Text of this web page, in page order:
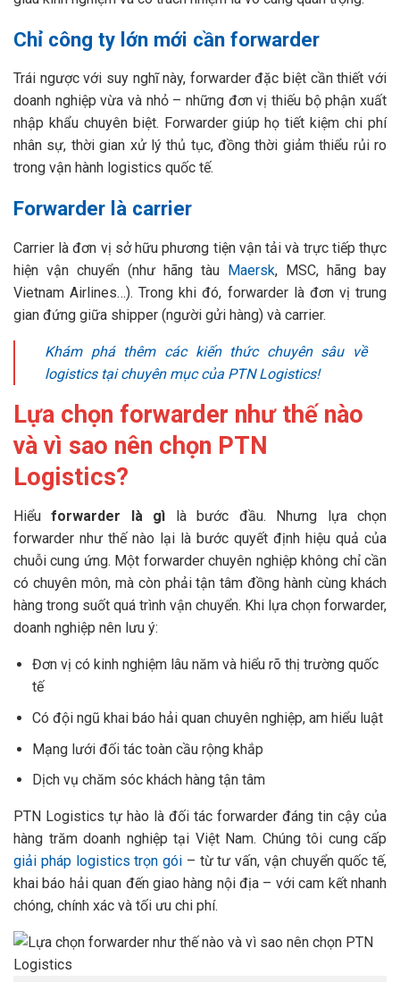
Chỉ công ty lớn mới cần forwarder
Trái ngược với suy nghĩ này, forwarder đặc biệt cần thiết với
doanh nghiệp vừa và nhỏ – những đơn vị thiếu bộ phận xuất
nhập khẩu chuyên biệt. Forwarder giúp họ tiết kiệm chi phí
nhân sự, thời gian xử lý thủ tục, đồng thời giảm thiểu rủi ro
trong vận hành logistics quốc tế.
Forwarder là carrier
Carrier là đơn vị sở hữu phương tiện vận tải và trực tiếp thực
hiện vận chuyển (như hãng tàu Maersk, MSC, hãng bay
Vietnam Airlines…). Trong khi đó, forwarder là đơn vị trung
gian đứng giữa shipper (người gửi hàng) và carrier.
Khám phá thêm các kiến thức chuyên sâu về
logistics tại chuyên mục của PTN Logistics!
Lựa chọn forwarder như thế nào
và vì sao nên chọn PTN
Logistics?
Hiểuforwarder là gì là bước đầu. Nhưng lựa chọn
forwarder như thế nào lại là bước quyết định hiệu quả của
chuỗi cung ứng. Một forwarder chuyên nghiệp không chỉ cần
có chuyên môn, mà còn phải tận tâm đồng hành cùng khách
hàng trong suốt quá trình vận chuyển. Khi lựa chọn forwarder,
doanh nghiệp nên lưu ý:
Đơn vị có kinh nghiệm lâu năm và hiểu rõ thị trường quốc
tế
Có đội ngũ khai báo hải quan chuyên nghiệp, am hiểu luật
Mạng lưới đối tác toàn cầu rộng khắp
Dịch vụ chăm sóc khách hàng tận tâm
PTN Logistics tự hào là đối tác forwarder đáng tin cậy của
hàng trăm doanh nghiệp tại Việt Nam. Chúng tôi cung cấp
giải pháp logistics trọn gói – từ tư vấn, vận chuyển quốc tế,
khai báo hải quan đến giao hàng nội địa – với cam kết nhanh
chóng, chính xác và tối ưu chi phí.